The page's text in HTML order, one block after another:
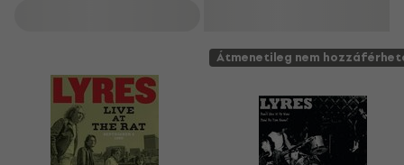
Átmenetileg nem